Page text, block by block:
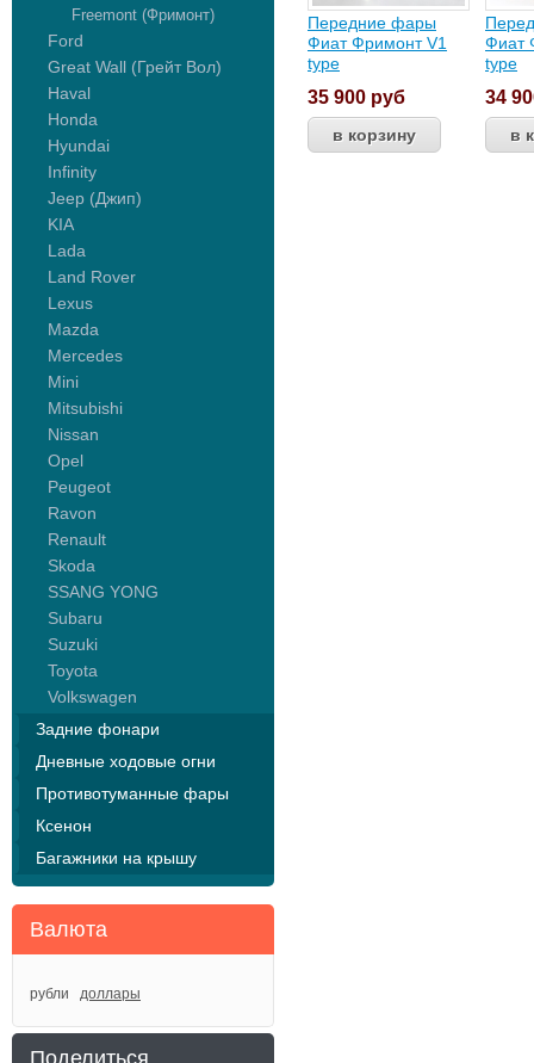
Freemont (Фримонт)
Ford
Great Wall (Грейт Вол)
Haval
Honda
Hyundai
Infinity
Jeep (Джип)
KIA
Lada
Land Rover
Lexus
Mazda
Mercedes
Mini
Mitsubishi
Nissan
Opel
Peugeot
Ravon
Renault
Skoda
SSANG YONG
Subaru
Suzuki
Toyota
Volkswagen
Задние фонари
Дневные ходовые огни
Противотуманные фары
Ксенон
Багажники на крышу
Валюта
рубли доллары
Поделиться
Передние фары
Фиат Фримонт V1
type
35 900 руб
Фиат
type
34